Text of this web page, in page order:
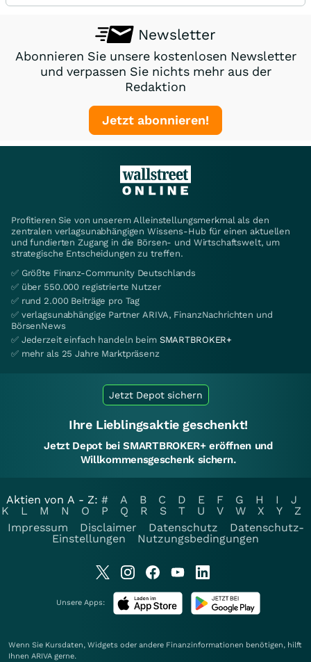
Newsletter
Abonnieren Sie unsere kostenlosen Newsletter
und verpassen Sie nichts mehr aus der
Redaktion
Jetzt abonnieren!
Profitieren Sie von unserem Alleinstellungsmerkmal als den
zentralen verlagsunabhängigen Wissens-Hub für einen aktuellen
und fundierten Zugang in die Börsen- und Wirtschaftswelt, um
strategische Entscheidungen zu treffen.
✅ Größte Finanz-Community Deutschlands
✅ über 550.000 registrierte Nutzer
✅ rund 2.000 Beiträge pro Tag
✅ verlagsunabhängige Partner ARIVA, FinanzNachrichten und
BörsenNews
✅ Jederzeit einfach handeln beim SMARTBROKER+
✅ mehr als 25 Jahre Marktpräsenz
Jetzt Depot sichern
Ihre Lieblingsaktie geschenkt!
Jetzt Depot bei SMARTBROKER+ eröffnen und
Willkommensgeschenk sichern.
Aktien von A - Z: # A B C D E F G H I
J
K
L M N O P Q R S T U V W X Y
Z
Impressum
Disclaimer Datenschutz
Datenschutz-
Einstellungen
Nutzungsbedingungen
Unsere Apps:
Wenn Sie Kursdaten, Widgets oder andere Finanzinformationen benötigen, hilft
Ihnen ARIVA gerne.